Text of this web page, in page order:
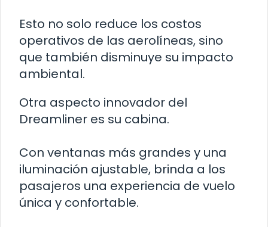
Esto no solo reduce los costos
operativos de las aerolíneas, sino
que también disminuye su impacto
ambiental.
Otra aspecto innovador del
Dreamliner es su cabina.
Con ventanas más grandes y una
iluminación ajustable, brinda a los
pasajeros una experiencia de vuelo
única y confortable.